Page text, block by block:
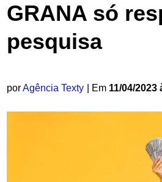
GRANA só
pesquisa
porAgência Texty | Em 11/04/2023